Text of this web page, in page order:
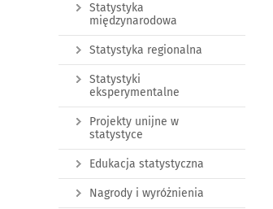
Statystyka
międzynarodowa
Statystyka regionalna
Statystyki
eksperymentalne
Projekty unijne w
statystyce
Edukacja statystyczna
Nagrody i wyróżnienia